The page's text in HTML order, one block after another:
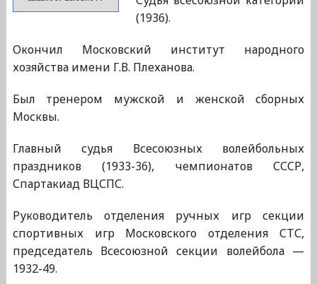
(1936).
Окончил Московский институт народного
хозяйства имени Г.В. Плеханова.
Был тренером мужской и женской сборных
Москвы.
Главный судья Всесоюзных волейбольных
праздников (1933-36), чемпионатов СССР,
Спартакиад ВЦСПС.
Руководитель отделения ручных игр секции
спортивных игр Московского отделения СТС,
председатель Всесоюзной секции волейбола —
1932-49.